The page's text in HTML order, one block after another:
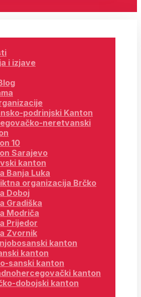
i izjave
podrinjski Kanton
neretvanski
10
Sarajevo
kanton
Banja Luka
organizacija Brčko
Doboj
Gradiška
Modriča
Prijedor
Zvornik
kanton
kanton
sanski kanton
kanton
dobojski kanton